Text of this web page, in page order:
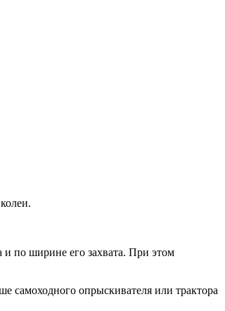
и по ширине его захвата. При этом
самоходного опрыскивателя или трактора